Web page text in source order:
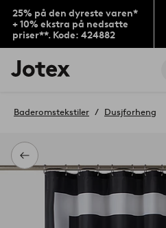
25% på den dyreste varen*
+ 10% ekstra på nedsatte
priser**. Kode: 424882
Jotex’
logo
til
Tilbake
Baderomstekstiler Dusjforheng